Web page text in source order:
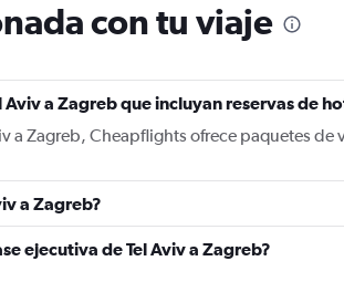
chart
Y
axis
displaying
values.
0
750.
con tu viaje
a Zagreb que incluyan reservas de
a Zagreb, Cheapflights ofrece paquetes de
a Zagreb?
ejecutiva de Tel Aviv a Zagreb?